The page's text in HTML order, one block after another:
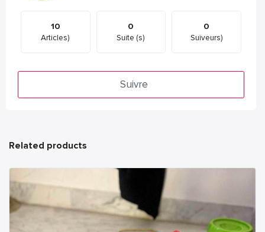
10
Articles)
0
Suite (s)
0
Suiveurs)
Suivre
Related products